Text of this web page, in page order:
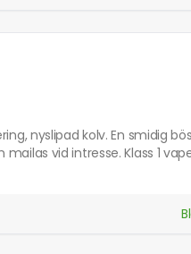
nyslipad kolv. En smidig
vid intresse. Klass 1